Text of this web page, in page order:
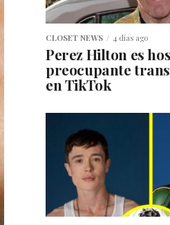
CLOSET NEWS 4 días ago
Perez Hilton es
preocupante
en TikTok